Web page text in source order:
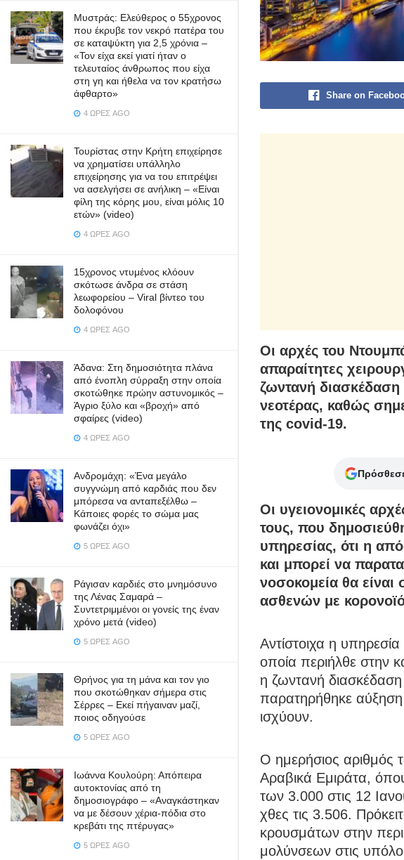
Μυστράς: Ελεύθερος ο 55χρονος
που έκρυβε τον νεκρό πατέρα του
σε καταψύκτη για 2,5 χρόνια –
«Τον είχα εκεί γιατί ήταν ο
τελευταίος άνθρωπος που είχα
στη γη και ήθελα να τον κρατήσω
άφθαρτο»
4 ΏΡΕΣ AGO
Τουρίστας στην Κρήτη επιχείρησε
να χρηματίσει υπάλληλο
επιχείρησης για να του επιτρέψει
να ασελγήσει σε ανήλικη – «Είναι
φίλη της κόρης μου, είναι μόλις 10
ετών» (video)
4 ΏΡΕΣ AGO
15χρονος ντυμένος κλόουν
σκότωσε άνδρα σε στάση
λεωφορείου – Viral βίντεο του
δολοφόνου
4 ΏΡΕΣ AGO
Άδανα: Στη δημοσιότητα πλάνα
από ένοπλη σύρραξη στην οποία
σκοτώθηκε πρώην αστυνομικός –
Άγριο ξύλο και «βροχή» από
σφαίρες (video)
4 ΏΡΕΣ AGO
Ανδρομάχη: «Ένα μεγάλο
συγγνώμη από καρδιάς που δεν
μπόρεσα να ανταπεξέλθω –
Κάποιες φορές το σώμα μας
φωνάζει όχι»
5 ΏΡΕΣ AGO
Ράγισαν καρδιές στο μνημόσυνο
της Λένας Σαμαρά –
Συντετριμμένοι οι γονείς της έναν
χρόνο μετά (video)
5 ΏΡΕΣ AGO
Θρήνος για τη μάνα και τον γιο
που σκοτώθηκαν σήμερα στις
Σέρρες – Εκεί πήγαιναν μαζί,
ποιος οδηγούσε
5 ΏΡΕΣ AGO
Ιωάννα Κουλούρη: Απόπειρα
αυτοκτονίας από τη
δημοσιογράφο – «Aναγκάστηκαν
να με δέσουν χέρια-πόδια στο
κρεβάτι της πτέρυγας»
5 ΏΡΕΣ AGO
Share on
Οι αρχές του
απαραίτητες
ζωντανή διασκέδαση
νεοτέρας, καθώς
της covid-19.
Οι υγειονομικές
τους, που
υπηρεσίας, ότι η
και μπορεί να
νοσοκομεία θα είναι
ασθενών με
Αντίστοιχα η
οποία περιήλθε στην
η ζωντανή διασκέδαση
παρατηρήθηκε
ισχύουν.
Ο ημερήσιος
Αραβικά Εμιράτα,
των 3.000 στις 12
χθες τις 3.506.
κρουσμάτων στην
μολύνσεων στις